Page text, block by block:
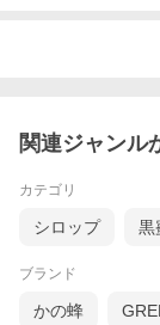
関連ジャンル
カテゴリ
シロップ 黒
ブランド
かの蜂